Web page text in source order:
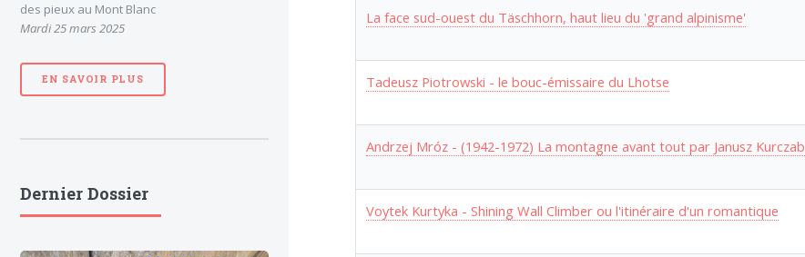
La face sud-ouest du Täschhorn, haut lieu du 'grand alpinisme'
Tadeusz Piotrowski - le bouc-émissaire du Lhotse
Andrzej Mróz - (1942-1972) La montagne avant tout par Janusz Kurczab
Voytek Kurtyka - Shining Wall Climber ou l'itinéraire d'un romantique
des pieux au Mont Blanc
Mardi 25 mars 2025
EN SAVOIR PLUS
Dernier Dossier